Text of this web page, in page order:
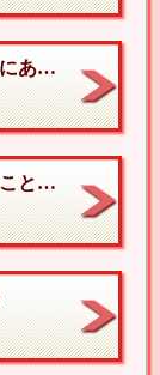
弁護士であるわたくしが交通事故にあった時のお話し①
キノコ誤食事故が刑事事件になることはある？